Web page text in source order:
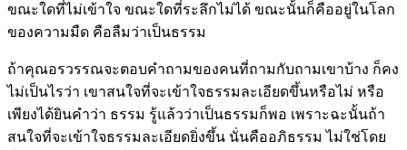
ขณะใดที่ไม่เข้าใจ ขณะใดที่ระลึกไม่ได้ ขณะนั้นก็คืออยู่ในโลก
ของความมืด คือลืมว่าเป็นธรรม
ถ้าคุณอรวรรณจะตอบคำถามของคนที่ถามกับถามเขาบ้าง ก็คง
ไม่เป็นไรว่า เขาสนใจที่จะเข้าใจธรรมละเอียดขึ้นหรือไม่ หรือ
เพียงได้ยินคำว่า ธรรม รู้แล้วว่าเป็นธรรมก็พอ เพราะฉะนั้นถ้า
สนใจที่จะเข้าใจธรรมละเอียดยิ่งขึ้น นั่นคืออภิธรรม ไม่ใช่โดย